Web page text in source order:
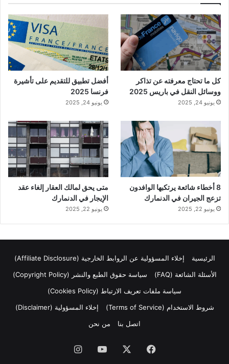
كل ما تحتاج معرفته عن تذاكر
ووسائل النقل في باريس 2025
يونيو 24, 2025
أفضل تطبيق للتقديم على تأشيرة
فرنسا 2025
يونيو 24, 2025
8 أخطاء شائعة يرتكبها الوافدون
تزعج الجيران في الدنمارك
يونيو 22, 2025
متى يحق لمالك العقار إلغاء عقد
الإيجار في الدنمارك
يونيو 22, 2025
الرئيسية
إخلاء المسؤولية عن الروابط الخارجية (Affiliate Disclosure)
الأسئلة الشائعة (FAQ)
سياسة حقوق الطبع والنشر (Copyright Policy)
سياسة ملفات تعريف الارتباط (Cookies Policy)
شروط الاستخدام (Terms of Service)
إخلاء المسؤولية (Disclaimer)
اتصل بنا
من نحن
فيسبوك ‫YouTube